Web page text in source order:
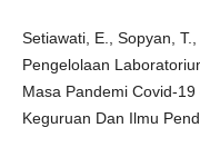
Setiawati, E., Sopyan,
Pengelolaan
Masa Pandemi Covid-
Keguruan Dan Ilmu